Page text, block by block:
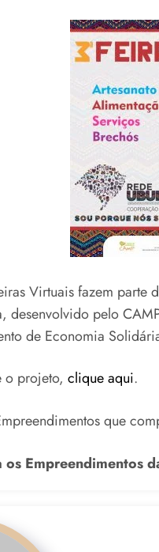
Virtuais fazem
desenvolvido pelo
de Economia
o projeto, clique aqui.
que
Empreendimentos